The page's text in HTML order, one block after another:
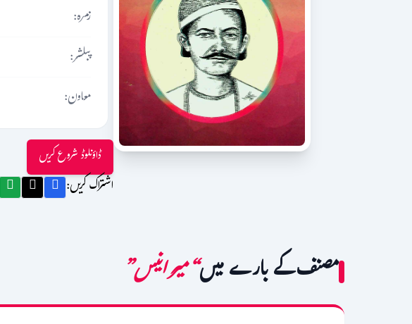
زمرہ:
پبلشر:
معاون:
ڈاؤنلوڈ شروع کریں
اشتراک کریں:
مصنف کے بارے میں“میر انیس”